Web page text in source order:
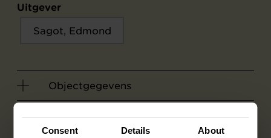
Consent Details About
Uitgever
Sagot, Edmond
Objectgegevens
Opschriften / merken